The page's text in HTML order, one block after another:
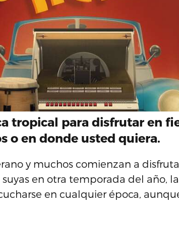
tropical para disfrutar en
o en donde usted quiera.
y muchos comienzan a
en otra temporada del año,
en cualquier época,